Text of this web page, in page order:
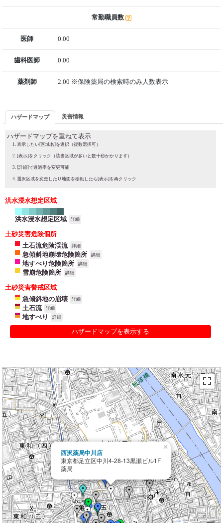
常勤職員数
医師 0.00
歯科医師 0.00
薬剤師 2.00 ※保険薬局の検索時のみ人数表示
ハザードマップ 災害情報
ハザードマップを重ねて表示
表示したい[区域名]を選択（複数選択可）
[表示]をクリック（該当区域が多いと数十秒かかります）
[詳細]で透過率を変更可能
選択区域を変更したり地図を移動したら[表示]を再クリック
洪水浸水想定区域
洪水浸水想定区域 詳細
土砂災害危険個所
土石流危険渓流
詳細
急傾斜地崩壊危険箇所 詳細
地すべり危険箇所 詳細
雪崩危険箇所 詳細
土砂災害警戒区域
急傾斜地の崩壊
詳細
土石流 詳細
地すべり 詳細
ハザードマップを表示する
西沢薬局中川店
東京都足立区中川4-28-13黒瀬ビル1F
薬局
×